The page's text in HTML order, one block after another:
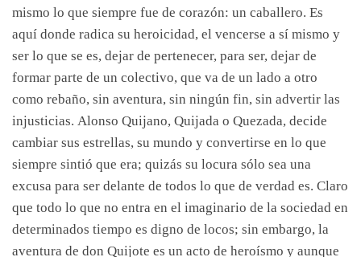
mismo lo que siempre fue de corazón: un caballero. Es
aquí donde radica su heroicidad, el vencerse a sí mismo y
ser lo que se es, dejar de pertenecer, para ser, dejar de
formar parte de un colectivo, que va de un lado a otro
como rebaño, sin aventura, sin ningún fin, sin advertir las
injusticias. Alonso Quijano, Quijada o Quezada, decide
cambiar sus estrellas, su mundo y convertirse en lo que
siempre sintió que era; quizás su locura sólo sea una
excusa para ser delante de todos lo que de verdad es. Claro
que todo lo que no entra en el imaginario de la sociedad en
determinados tiempo es digno de locos; sin embargo, la
aventura de don Quijote es un acto de heroísmo y aunque